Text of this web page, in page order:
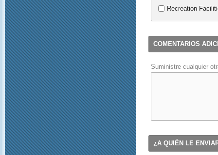
Recreation
COMENTARIOS
Suministre cualquier
¿A QUIÉN LE